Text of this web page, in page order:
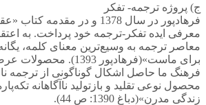
ج) پروژه ترجمه- تفکر
فرهادپور در سال 1378 و در
معرفی ایده تفکر-ترجمه خود پرداخت. به
معاصر ترجمه به وسیع‌ترین معنای کلمه،
برای ماست»(فرهادپور
فرهنگ ما حاصل اشکال گوناگونی از ترجمه
محصول نوعی تقلید و بازتولید ناآگاهانه
زندگی مدرن»(دباغ 1390: ص 44).